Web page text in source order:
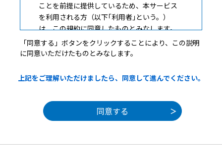
ことを前提に提供しているため、本サービス
を利用される方（以下｢利用者｣という。）
は、この規約に同意したものとみなします。
本サービスを利用する前には、必ずこの規約
をお読みください。
ービスを利用せず、他の方法により申請等の
手続きを行ってください。
３ 個人情報の保護
「同意する」ボタンをクリックすることにより、この説明
に同意いただけたものとみなします。
上記をご理解いただけましたら、同意して進んでください。